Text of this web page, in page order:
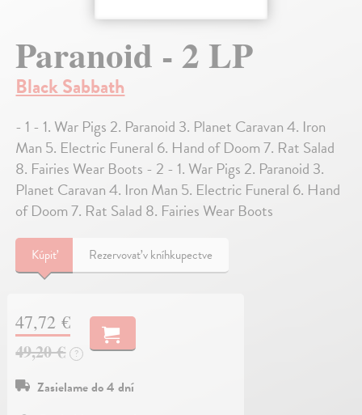
Paranoid - 2 LP
Black Sabbath
- 1 - 1. War Pigs 2. Paranoid 3. Planet Caravan 4. Iron
Man 5. Electric Funeral 6. Hand of Doom 7. Rat Salad
8. Fairies Wear Boots - 2 - 1. War Pigs 2. Paranoid 3.
Planet Caravan 4. Iron Man 5. Electric Funeral 6. Hand
of Doom 7. Rat Salad 8. Fairies Wear Boots
Kúpiť Rezervovať v kníhkupectve
47,72 €
49,20 €
?
Zasielame do 4 dní